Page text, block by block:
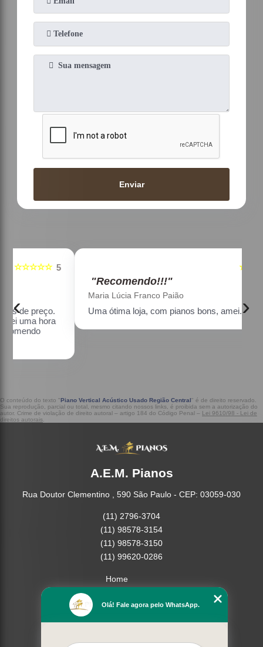
Enviar
"Recomendo!!!"
Maria Lúcia Franco Paião
Uma ótima loja, com pianos bons, amei.
‹ ›
O conteúdo do texto "Piano Vertical Acústico Usado Região Central" é de direito reservado.
Sua reprodução, parcial ou total, mesmo citando nossos links, é proibida sem a autorização do
autor. Crime de violação de direito autoral – artigo 184 do Código Penal – Lei 9610/98 - Lei de
direitos autorais
A.E.M. Pianos
Rua Doutor Clementino , 590 São Paulo - CEP: 03059-030
(11) 2796-3704
(11) 98578-3154
(11) 98578-3150
(11) 99620-0286
Home
Missão
Olá! Fale agora pelo WhatsApp.